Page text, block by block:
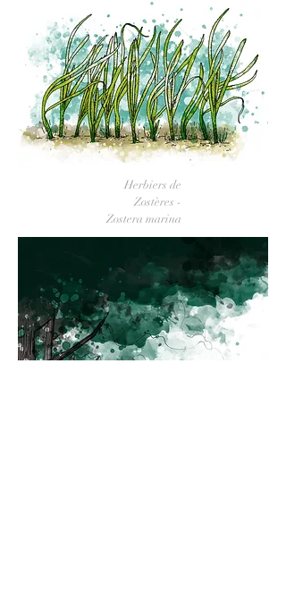
Herbiers de
Zostères -
Zostera marina